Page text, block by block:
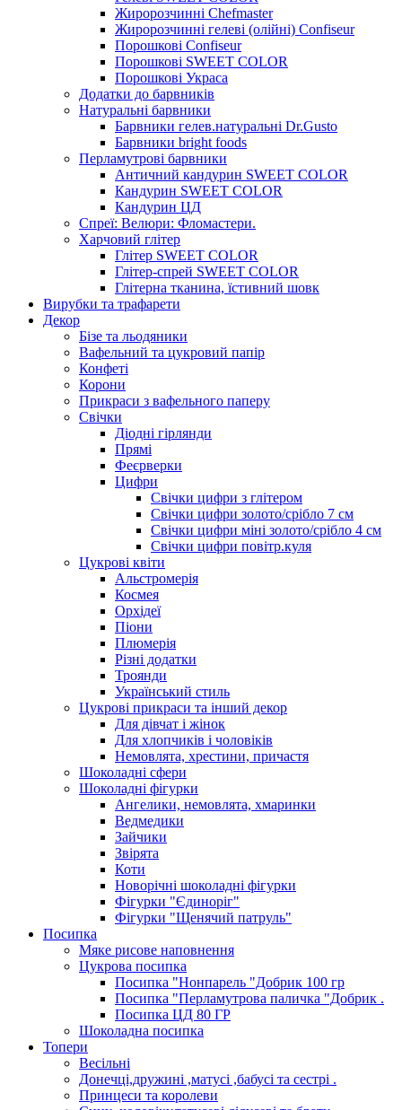
Жиророзчинні Chefmaster
Жиророзчинні гелеві (олійні) Confiseur
Порошкові Confiseur
Порошкові SWEET COLOR
Порошкові Украса
Додатки до барвників
Натуральні барвники
Барвники гелев.натуральні Dr.Gusto
Барвники bright foods
Перламутрові барвники
Античний кандурин SWEET COLOR
Кандурин SWEET COLOR
Кандурин ЦД
Спреї: Велюри: Фломастери.
Харчовий глітер
Глітер SWEET COLOR
Глітер-спрей SWEET COLOR
Глітерна тканина, їстивний шовк
Вирубки та трафарети
Декор
Бізе та льодяники
Вафельний та цукровий папір
Конфеті
Корони
Прикраси з вафельного паперу
Свічки
Діодні гірлянди
Прямі
Феєрверки
Цифри
Свічки цифри з глітером
Свічки цифри золото/срібло 7 см
Свічки цифри міні золото/срібло 4 см
Свічки цифри повітр.куля
Цукрові квіти
Альстромерія
Космея
Орхідеї
Піони
Плюмерія
Різні додатки
Троянди
Український стиль
Цукрові прикраси та інший декор
Для дівчат і жінок
Для хлопчиків і чоловіків
Немовлята, хрестини, причастя
Шоколадні сфери
Шоколадні фігурки
Ангелики, немовлята, хмаринки
Ведмедики
Зайчики
Звірята
Коти
Новорічні шоколадні фігурки
Фігурки "Єдиноріг"
Фігурки "Щенячий патруль"
Посипка
Мяке рисове наповнення
Цукрова посипка
Посипка "Нонпарель "Добрик 100 гр
Посипка "Перламутрова паличка "Добрик .
Посипка ЦД 80 ГР
Шоколадна посипка
Топери
Весільні
Донечці,дружині ,матусі ,бабусі та сестрі .
Принцеси та королеви